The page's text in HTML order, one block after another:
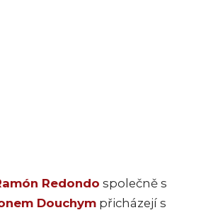
Redondo společně s
Douchym přicházejí s